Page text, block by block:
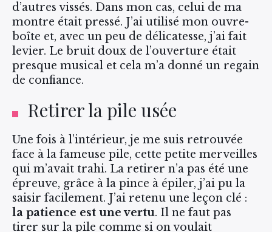
d’autres vissés. Dans mon cas, celui de ma
montre était pressé. J’ai utilisé mon ouvre-
boîte et, avec un peu de délicatesse, j’ai fait
levier. Le bruit doux de l’ouverture était
presque musical et cela m’a donné un regain
de confiance.
Retirer la pile usée
Une fois à l’intérieur, je me suis retrouvée
face à la fameuse pile, cette petite merveilles
qui m’avait trahi. La retirer n’a pas été une
épreuve, grâce à la pince à épiler, j’ai pu la
saisir facilement. J’ai retenu une leçon clé :
la patience est une vertu. Il ne faut pas
tirer sur la pile comme si on voulait